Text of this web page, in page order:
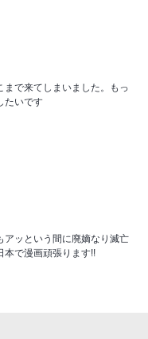
で来てしまいました。もっ
たいです
アッという間に廃嫡なり滅亡
本で漫画頑張ります!!